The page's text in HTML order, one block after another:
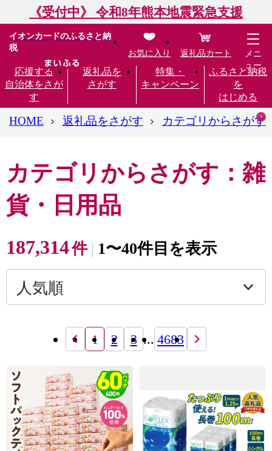
《受付中》 令和8年熊本地震緊急支援
イオンカードのふるさと納
税
応援する
自治体をさが
す
返礼品を
さがす
特集・
キャンペーン
ふるさと納税
を
はじめる
お気に入り 返礼品カート
メニ
ュー
HOME 返礼品をさがす カテゴリからさがす
カテゴリからさがす：雑
貨・日用品
187,314件 1〜40件目を表示
1 2 3 ... 4683